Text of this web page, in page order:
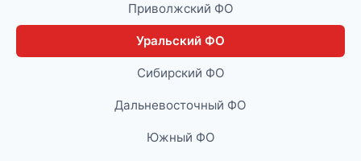
Приволжский ФО
Уральский ФО
Сибирский ФО
Дальневосточный ФО
Южный ФО